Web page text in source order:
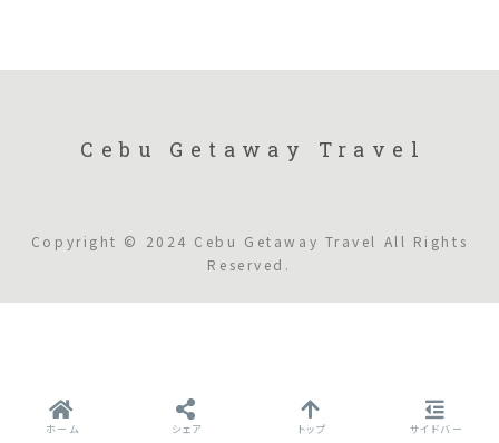
Cebu Getaway Travel
Copyright © 2024 Cebu Getaway Travel All Rights
Reserved.
ホーム シェア トップ サイドバー